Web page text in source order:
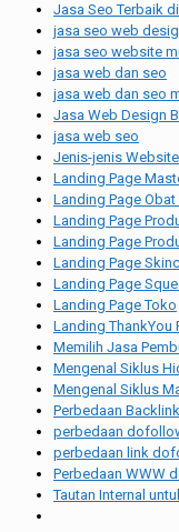
Jasa Seo Terbaik
jasa seo web
jasa seo website
jasa web dan seo
jasa web dan seo
Jasa Web Design
jasa web seo
Jenis-jenis
Landing Page
Landing Page Obat
Landing Page
Landing Page
Landing Page
Landing Page
Landing Page Toko
Landing ThankYou
Memilih Jasa
Mengenal Siklus
Mengenal Siklus
Perbedaan
perbedaan
perbedaan link
Perbedaan WWW
Tautan Internal